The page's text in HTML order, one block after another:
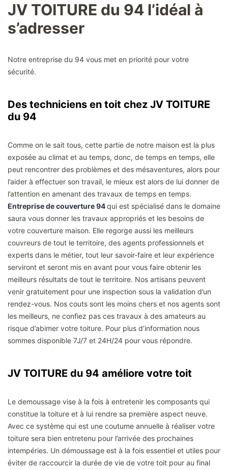
JV TOITURE du 94 l’idéal à
s’adresser
Notre entreprise du 94 vous met en priorité pour votre
sécurité.
Des techniciens en toit chez JV TOITURE
du 94
Comme on le sait tous, cette partie de notre maison est la plus
exposée au climat et au temps, donc, de temps en temps, elle
peut rencontrer des problèmes et des mésaventures, alors pour
l’aider à effectuer son travail, le mieux est alors de lui donner de
l’attention en amenant des travaux de temps en temps.
Entreprise de couverture 94qui est spécialisé dans le domaine
saura vous donner les travaux appropriés et les besoins de
votre couverture maison. Elle regorge aussi les meilleurs
couvreurs de tout le territoire, des agents professionnels et
experts dans le métier, tout leur savoir-faire et leur expérience
serviront et seront mis en avant pour vous faire obtenir les
meilleurs résultats de tout le territoire. Nos artisans peuvent
venir gratuitement pour une inspection sous la validation d’un
rendez-vous. Nos couts sont les moins chers et nos agents sont
les meilleurs, ne confiez pas ces travaux à des amateurs au
risque d’abimer votre toiture. Pour plus d’information nous
sommes disponible 7J/7 et 24H/24 pour vous répondre.
JV TOITURE du 94 améliore votre toit
Le demoussage vise à la fois à entretenir les composants qui
constitue la toiture et à lui rendre sa première aspect neuve.
Avec ce système qui est une coutume annuelle à réaliser votre
toiture sera bien entretenu pour l’arrivée des prochaines
intempéries. Un démoussage est à la fois essentiel et utiles pour
éviter de raccourcir la durée de vie de votre toit pour au final